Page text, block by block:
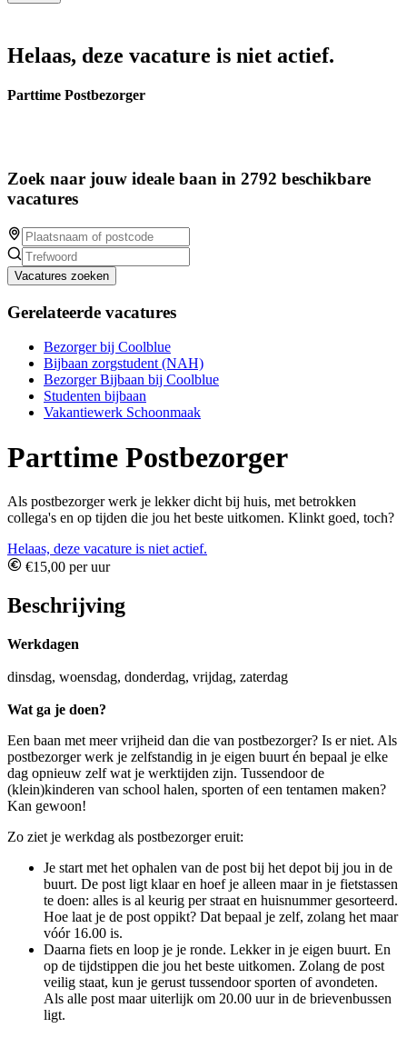
Helaas, deze vacature is niet actief.
Parttime Postbezorger
Zoek naar jouw ideale baan in 2792 beschikbare
vacatures
Vacatures zoeken
Gerelateerde vacatures
Bezorger bij Coolblue
Bijbaan zorgstudent (NAH)
Bezorger Bijbaan bij Coolblue
Studenten bijbaan
Vakantiewerk Schoonmaak
Parttime Postbezorger
Als postbezorger werk je lekker dicht bij huis, met betrokken
collega's en op tijden die jou het beste uitkomen. Klinkt goed, toch?
Helaas, deze vacature is niet actief.
€15,00 per uur
Beschrijving
Werkdagen
dinsdag, woensdag, donderdag, vrijdag, zaterdag
Wat ga je doen?
Een baan met meer vrijheid dan die van postbezorger? Is er niet. Als
postbezorger werk je zelfstandig in je eigen buurt én bepaal je elke
dag opnieuw zelf wat je werktijden zijn. Tussendoor de
(klein)kinderen van school halen, sporten of een tentamen maken?
Kan gewoon!
Zo ziet je werkdag als postbezorger eruit:
Je start met het ophalen van de post bij het depot bij jou in de
buurt. De post ligt klaar en hoef je alleen maar in je fietstassen
te doen: alles is al keurig per straat en huisnummer gesorteerd.
Hoe laat je de post oppikt? Dat bepaal je zelf, zolang het maar
vóór 16.00 is.
Daarna fiets en loop je je ronde. Lekker in je eigen buurt. En
op de tijdstippen die jou het beste uitkomen. Zolang de post
veilig staat, kun je gerust tussendoor sporten of avondeten.
Als alle post maar uiterlijk om 20.00 uur in de brievenbussen
ligt.